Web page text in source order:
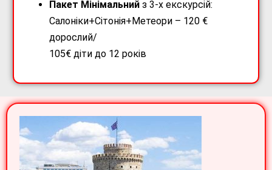
Пакет Мінімальний з 3-х екскурсій:
Салоніки+Сітонія+Метеори – 120 €
дорослий/
105€ діти до 12 років